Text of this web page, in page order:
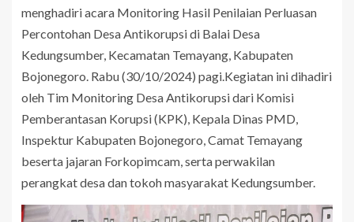
menghadiri acara Monitoring Hasil Penilaian Perluasan
Percontohan Desa Antikorupsi di Balai Desa
Kedungsumber, Kecamatan Temayang, Kabupaten
Bojonegoro. Rabu (30/10/2024) pagi.Kegiatan ini dihadiri
oleh Tim Monitoring Desa Antikorupsi dari Komisi
Pemberantasan Korupsi (KPK), Kepala Dinas PMD,
Inspektur Kabupaten Bojonegoro, Camat Temayang
beserta jajaran Forkopimcam, serta perwakilan
perangkat desa dan tokoh masyarakat Kedungsumber.